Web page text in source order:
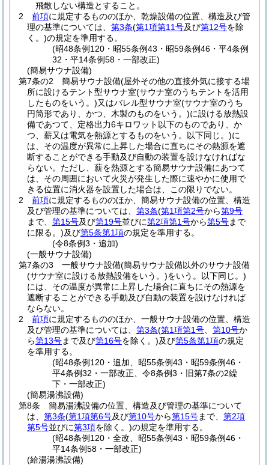
飛散しない構造とすること。
2
前項に規定するもののほか、乾燥設備の位置、構造及び管
理の基準については、 第3条(第1項第11号及び第12号を除
く。)の規定を準用する。
(昭48条例120・昭55条例43・昭59条例46・平4条例
32・平14条例58・一部改正)
(簡易サウナ設備)
第7条の2
簡易サウナ設備(屋外その他の直接外気に接する場
所に設けるテント型サウナ室(サウナ室のうちテントを活用
したものをいう。)又はバレル型サウナ室(サウナ室のうち
円筒形であり、かつ、木製のものをいう。)に設ける放熱設
備であつて、定格出力6キロワット以下のものであり、か
つ、薪又は電気を熱源とするものをいう。以下同じ。)に
は、その温度が異常に上昇した場合に直ちにその熱源を遮
断することができる手動及び自動の装置を設けなければな
らない。 ただし、薪を熱源とする簡易サウナ設備にあつて
は、その周囲において火災が発生した際に速やかに使用で
きる位置に消火器を設置した場合は、この限りでない。
2
前項に規定するもののほか、簡易サウナ設備の位置、構造
及び管理の基準については、 第3条(第1項第2号から第9号
まで、 第15号及び第19号並びに第2項第1号から第5号まで
に限る。)及び第5条第1項の規定を準用する。
(令8条例3・追加)
(一般サウナ設備)
第7条の3
一般サウナ設備(簡易サウナ設備以外のサウナ設備
(サウナ室に設ける放熱設備をいう。)をいう。以下同じ。)
には、その温度が異常に上昇した場合に直ちにその熱源を
遮断することができる手動及び自動の装置を設けなければ
ならない。
2
前項に規定するもののほか、一般サウナ設備の位置、構造
及び管理の基準については、 第3条(第1項第1号 第10号か
ら第13号まで及び第16号を除く。)及び第5条第1項の規定
を準用する。
(昭48条例120・追加、昭55条例43・昭59条例46・
平4条例32・一部改正、令8条例3・旧第7条の2繰
下・一部改正)
(簡易湯沸設備)
第8条
簡易湯沸設備の位置、構造及び管理の基準について
は、 第3条(第1項第6号及び第10号から第15号まで、 第2項
第5号並びに第3項を除く。)の規定を準用する。
(昭48条例120・全改、昭55条例43・昭59条例46・
平14条例58・一部改正)
(給湯湯沸設備)